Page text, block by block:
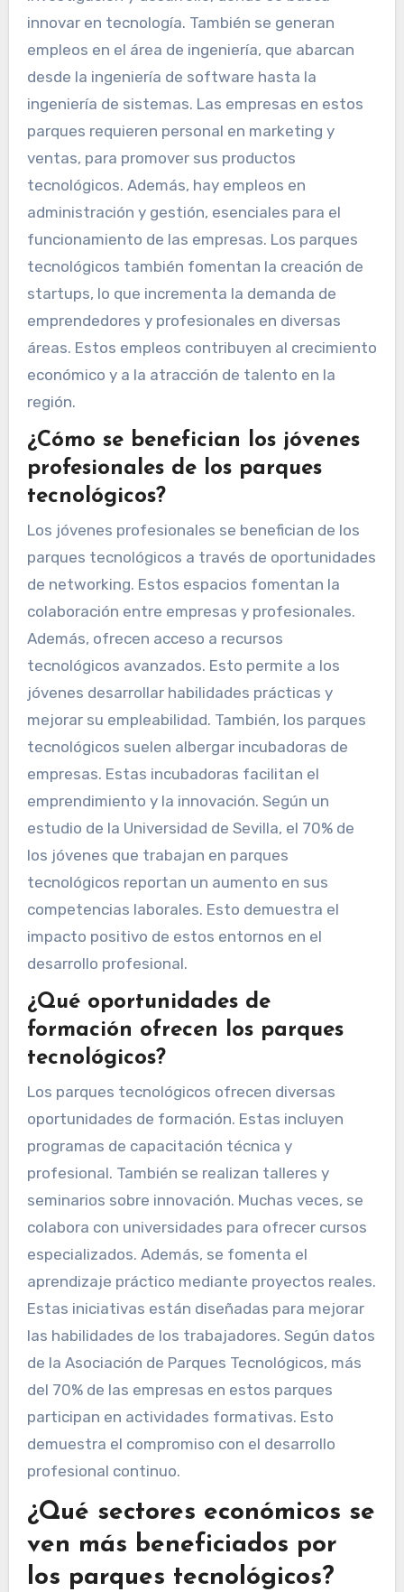
innovar en tecnología. También se generan
empleos en el área de ingeniería, que abarcan
desde la ingeniería de software hasta la
ingeniería de sistemas. Las empresas en estos
parques requieren personal en marketing y
ventas, para promover sus productos
tecnológicos. Además, hay empleos en
administración y gestión, esenciales para el
funcionamiento de las empresas. Los parques
tecnológicos también fomentan la creación de
startups, lo que incrementa la demanda de
emprendedores y profesionales en diversas
áreas. Estos empleos contribuyen al crecimiento
económico y a la atracción de talento en la
región.
¿Cómo se benefician los jóvenes
profesionales de los parques
tecnológicos?
Los jóvenes profesionales se benefician de los
parques tecnológicos a través de oportunidades
de networking. Estos espacios fomentan la
colaboración entre empresas y profesionales.
Además, ofrecen acceso a recursos
tecnológicos avanzados. Esto permite a los
jóvenes desarrollar habilidades prácticas y
mejorar su empleabilidad. También, los parques
tecnológicos suelen albergar incubadoras de
empresas. Estas incubadoras facilitan el
emprendimiento y la innovación. Según un
estudio de la Universidad de Sevilla, el 70% de
los jóvenes que trabajan en parques
tecnológicos reportan un aumento en sus
competencias laborales. Esto demuestra el
impacto positivo de estos entornos en el
desarrollo profesional.
¿Qué oportunidades de
formación ofrecen los parques
tecnológicos?
Los parques tecnológicos ofrecen diversas
oportunidades de formación. Estas incluyen
programas de capacitación técnica y
profesional. También se realizan talleres y
seminarios sobre innovación. Muchas veces, se
colabora con universidades para ofrecer cursos
especializados. Además, se fomenta el
aprendizaje práctico mediante proyectos reales.
Estas iniciativas están diseñadas para mejorar
las habilidades de los trabajadores. Según datos
de la Asociación de Parques Tecnológicos, más
del 70% de las empresas en estos parques
participan en actividades formativas. Esto
demuestra el compromiso con el desarrollo
profesional continuo.
¿Qué sectores económicos se
ven más beneficiados por
los parques tecnológicos?